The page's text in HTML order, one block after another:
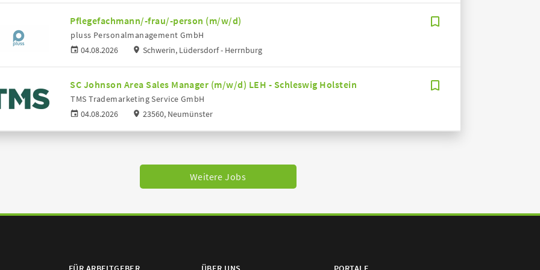
Pflegefachmann/-frau/-person (m/w/d)
04.08.2026
pluss Personalmanagement GmbH
Schwerin, Lüdersdorf - Herrnburg
SC Johnson Area Sales Manager (m/w/d) LEH - Schleswig Holstein
04.08.2026
TMS Trademarketing Service GmbH
23560, Neumünster
Weitere Jobs